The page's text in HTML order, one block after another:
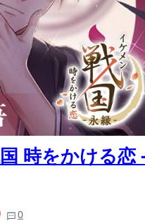
時をかける恋
0